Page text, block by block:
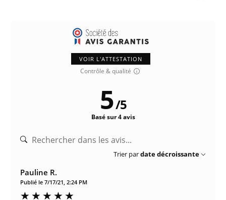
VOIR L'ATTESTATION
Contrôle & qualité
5/5
Basé sur 4 avis
Trier pardate décroissante
Pauline R.
Publié le 7/17/21, 2:24 PM